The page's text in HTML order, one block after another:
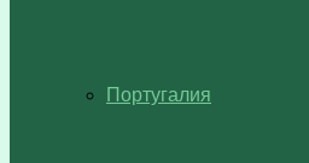
Португалия